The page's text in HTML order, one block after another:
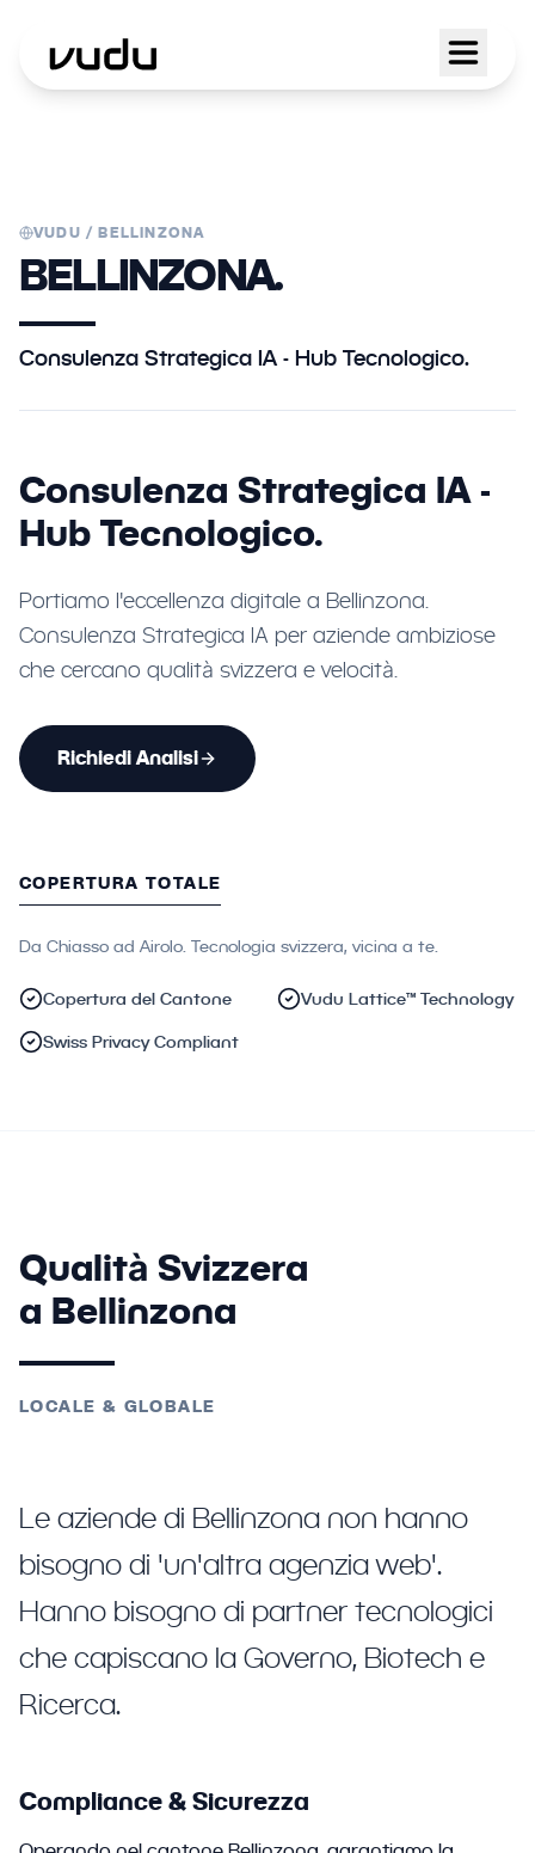
VUDU /BELLINZONA
BELLINZONA.
Consulenza Strategica IA - Hub Tecnologico.
Consulenza Strategica IA -
Hub Tecnologico.
Portiamo l'eccellenza digitale a Bellinzona.
Consulenza Strategica IA per aziende ambiziose
che cercano qualità svizzera e velocità.
Richiedi Analisi
COPERTURA TOTALE
Da Chiasso ad Airolo. Tecnologia svizzera, vicina a te.
Copertura del Cantone Vudu Lattice™ Technology
Swiss Privacy Compliant
Qualità Svizzera
a Bellinzona
LOCALE & GLOBALE
Le aziende di Bellinzona non hanno
bisogno di 'un'altra agenzia web'.
Hanno bisogno di partner tecnologici
che capiscano la Governo, Biotech e
Ricerca.
Compliance & Sicurezza